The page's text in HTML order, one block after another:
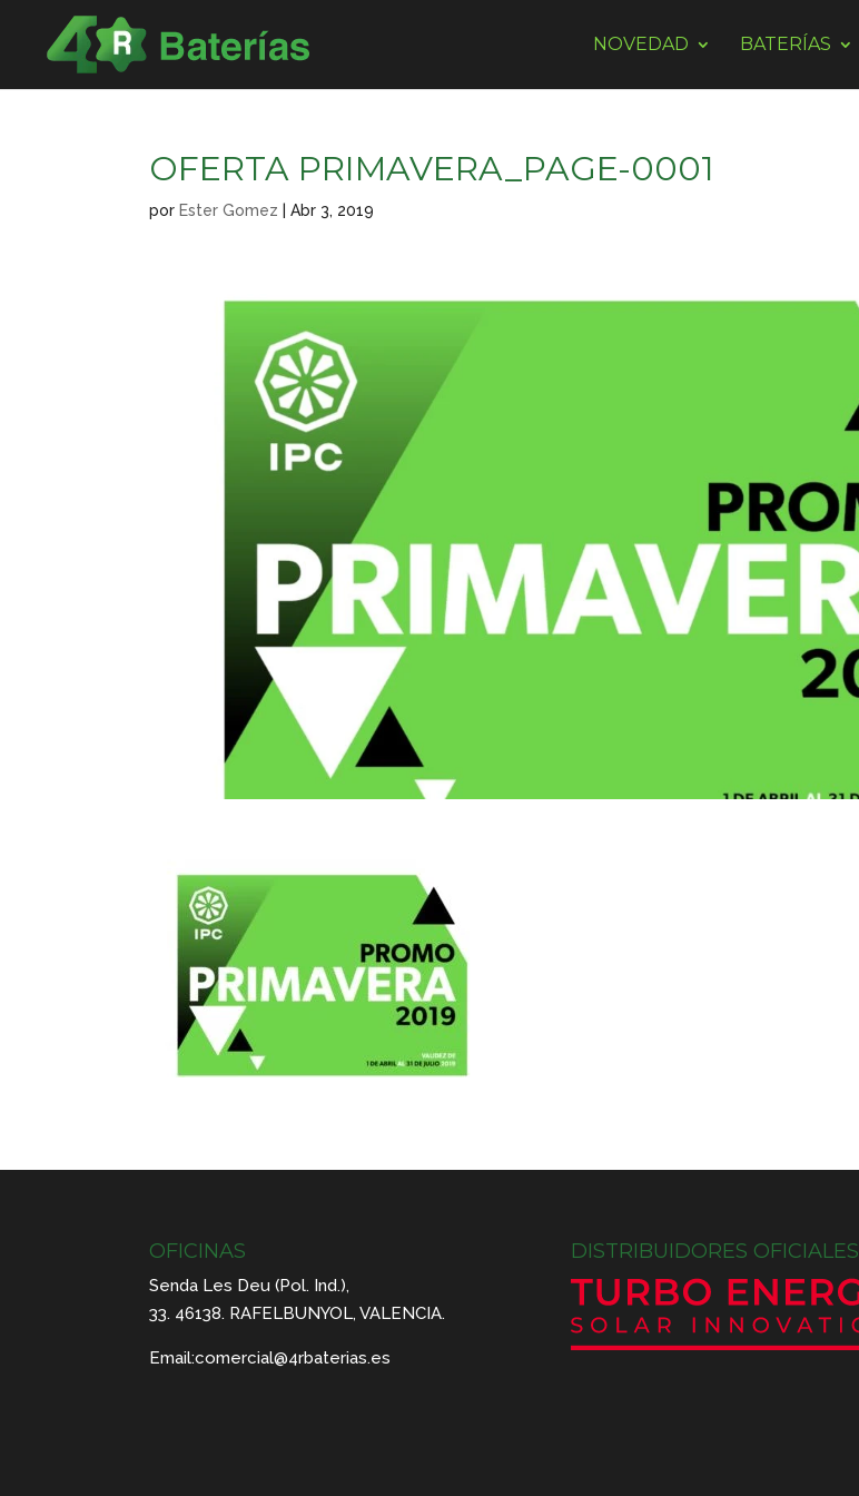
NOVEDAD BATERÍAS
OFERTA PRIMAVERA_PAGE-0001
por Ester Gomez |Abr 3, 2019
OFICINAS
Senda Les Deu (Pol. Ind.),
33. 46138. RAFELBUNYOL, VALENCIA.
Email:comercial@4rbaterias.es
DISTRIBUIDORES OFICIALES